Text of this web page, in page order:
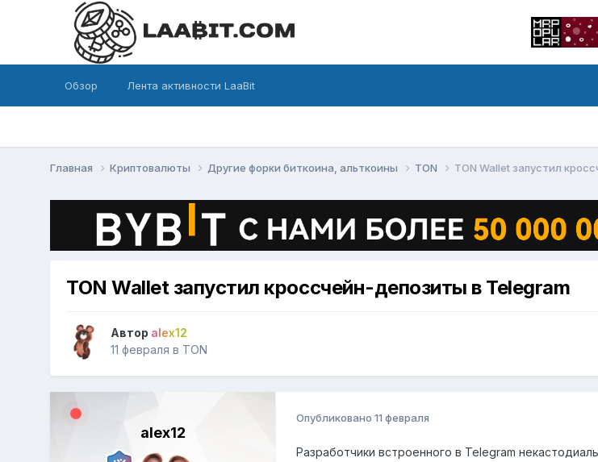
Обзор Лента активности LaaBit
Главная Криптовалюты Другие форки биткоина, альткоины TON TON Wallet запустил
TON Wallet запустил кроссчейн-депозиты в Telegram
Автор alex12
11 февраля в TON
alex12
Опубликовано11 февраля
Разработчики встроенного в Telegram